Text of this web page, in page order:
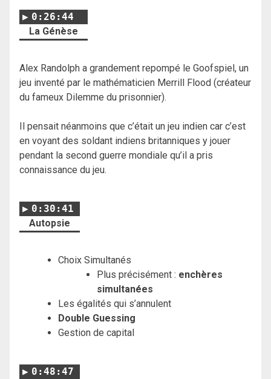
0:26:44
La Génèse
Alex Randolph a grandement repompé le Goofspiel, un
jeu inventé par le mathématicien Merrill Flood (créateur
du fameux Dilemme du prisonnier).
Il pensait néanmoins que c’était un jeu indien car c’est
en voyant des soldant indiens britanniques y jouer
pendant la second guerre mondiale qu’il a pris
connaissance du jeu.
0:30:41
Autopsie
Choix Simultanés
Plus précisément : enchères
simultanées
Les égalités qui s’annulent
Double Guessing
Gestion de capital
0:48:47